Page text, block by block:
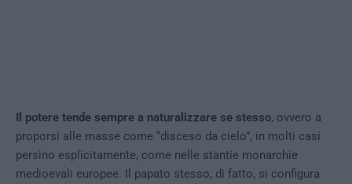
Il potere tende sempre a naturalizzare se stesso, ovvero a
proporsi alle masse come “disceso da cielo”, in molti casi
persino esplicitamente, come nelle stantie monarchie
medioevali europee. Il papato stesso, di fatto, si configura